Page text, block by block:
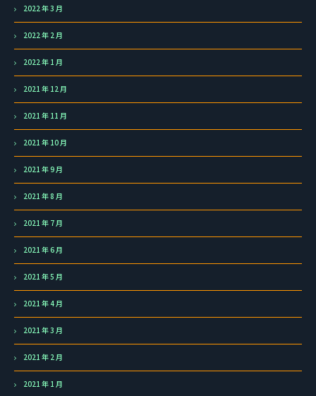
2022 年 3 月
2022 年 2 月
2022 年 1 月
2021 年 12 月
2021 年 11 月
2021 年 10 月
2021 年 9 月
2021 年 8 月
2021 年 7 月
2021 年 6 月
2021 年 5 月
2021 年 4 月
2021 年 3 月
2021 年 2 月
2021 年 1 月